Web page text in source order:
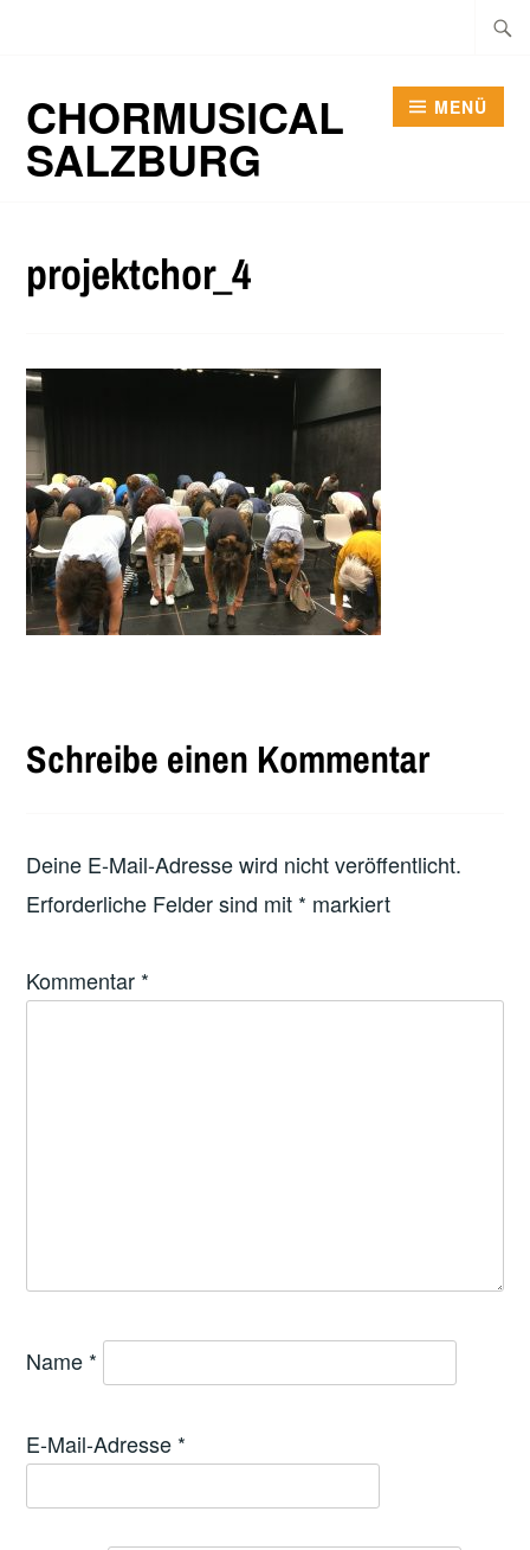
Suche
CHORMUSICAL
SALZBURG
MENÜ
projektchor_4
Schreibe einen Kommentar
Deine E-Mail-Adresse wird nicht veröffentlicht.
Erforderliche Felder sind mit * markiert
Kommentar *
Name *
E-Mail-Adresse *